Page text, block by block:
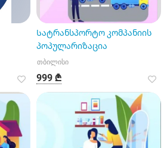
Სატრანსპორტო კომპანიის
პოპულარიზაცია
თბილისი
999 ₾